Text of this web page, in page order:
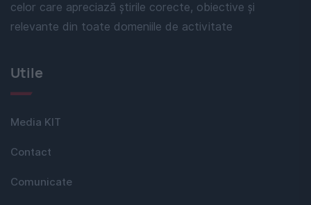
celor care apreciază știrile corecte, obiective și
relevante din toate domeniile de activitate
Utile
Media KIT
Contact
Comunicate